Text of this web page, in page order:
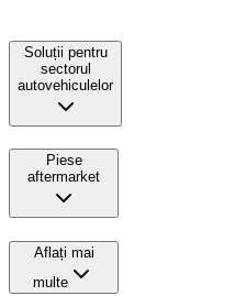
Soluții pentru
sectorul
autovehiculelor
Piese
aftermarket
Aflați mai
multe